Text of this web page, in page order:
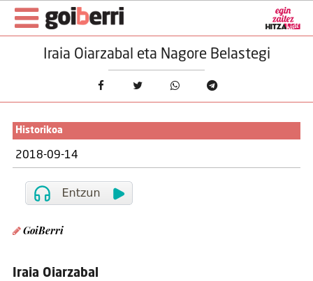
Iraia Oiarzabal eta Nagore Belastegi
Historikoa
2018-09-14
GoiBerri
Iraia Oiarzabal